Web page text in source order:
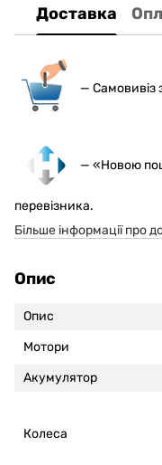
Доставка
— Самовивіз
— «Новою
перевізника.
Більше інформації про
Опис
Опис
Мотори
Акумулятор
Колеса